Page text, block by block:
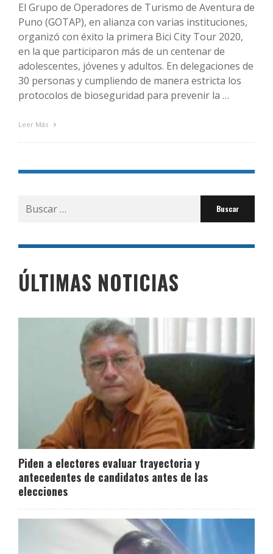
El Grupo de Operadores de Turismo de Aventura de
Puno (GOTAP), en alianza con varias instituciones,
organizó con éxito la primera Bici City Tour 2020,
en la que participaron más de un centenar de
adolescentes, jóvenes y adultos. En delegaciones de
30 personas y cumpliendo de manera estricta los
protocolos de bioseguridad para prevenir la …
Leer Más
Buscar
por:
ÚLTIMAS NOTICIAS
Piden a electores evaluar trayectoria y
antecedentes de candidatos antes de las
elecciones